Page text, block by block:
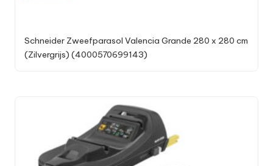
Schneider Zweefparasol Valencia Grande 280 x 280 cm
(Zilvergrijs) (4000570699143)